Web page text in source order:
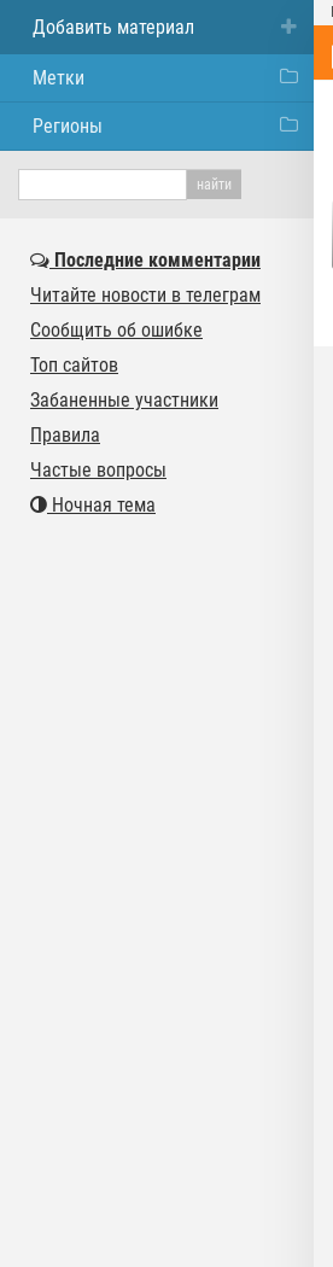
Добавить материал
Метки
Регионы
Последние комментарии
Читайте новости в телеграм
Сообщить об ошибке
Топ сайтов
Забаненные участники
Правила
Частые вопросы
Ночная тема